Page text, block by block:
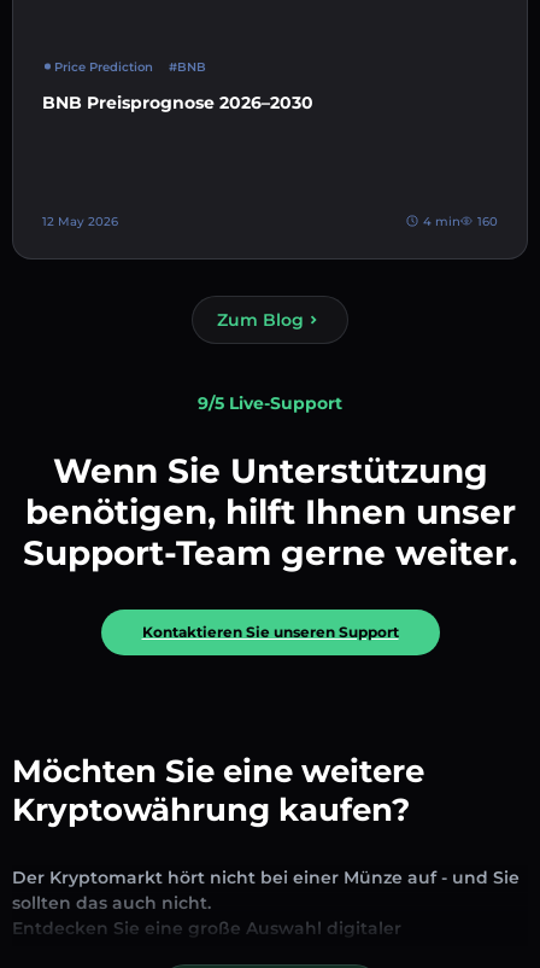
Price Prediction #BNB
BNB Preisprognose 2026–2030
12 May 2026 4 min 160
Zum Blog
9/5 Live-Support
Wenn Sie Unterstützung
benötigen, hilft Ihnen unser
Support-Team gerne weiter.
Kontaktieren Sie unseren Support
Möchten Sie eine weitere
Kryptowährung kaufen?
Der Kryptomarkt hört nicht bei einer Münze auf - und Sie
sollten das auch nicht.
Entdecken Sie eine große Auswahl digitaler